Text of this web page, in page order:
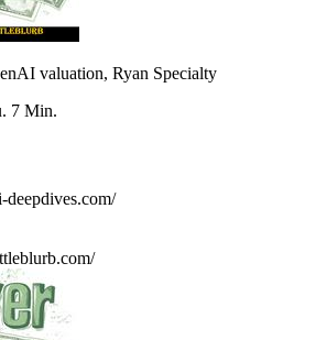
valuation, Ryan Specialty
7 Min.